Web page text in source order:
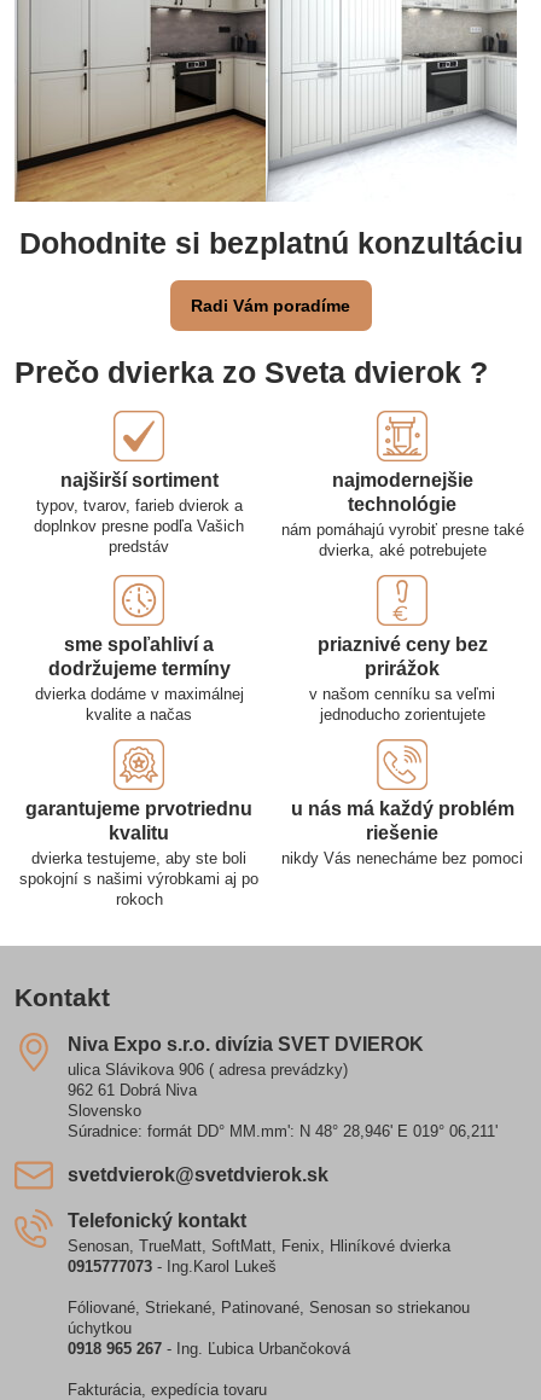
Dohodnite si bezplatnú konzultáciu
Radi Vám poradíme
Prečo dvierka zo Sveta dvierok ?
najširší sortiment
typov, tvarov, farieb dvierok a
doplnkov presne podľa Vašich
predstáv
najmodernejšie
technológie
nám pomáhajú vyrobiť presne také
dvierka, aké potrebujete
sme spoľahliví a
dodržujeme termíny
dvierka dodáme v maximálnej
kvalite a načas
priaznivé ceny bez
prirážok
v našom cenníku sa veľmi
jednoducho zorientujete
garantujeme prvotriednu
kvalitu
dvierka testujeme, aby ste boli
spokojní s našimi výrobkami aj po
rokoch
u nás má každý problém
riešenie
nikdy Vás nenecháme bez pomoci
Kontakt
Niva Expo s​.r​.o​. divízia SVET DVIEROK
ulica Slávikova 906 ( adresa prevádzky)
962 61 Dobrá Niva
Slovensko
Súradnice: formát DD° MM.mm': N 48° 28,946' E 019° 06,211'
svetdvierok​@svetdvierok​.sk
Telefonický kontakt
Senosan, TrueMatt, SoftMatt, Fenix, Hliníkové dvierka
0915777073 - Ing.Karol Lukeš
Fóliované, Striekané, Patinované, Senosan so striekanou
úchytkou
0918 965 267 - Ing. Ľubica Urbančoková
Fakturácia, expedícia tovaru